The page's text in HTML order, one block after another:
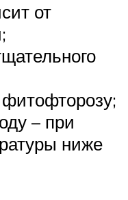
от
фитофторозу;
– при
ниже